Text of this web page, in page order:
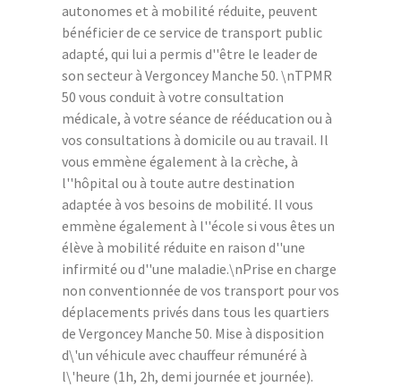
autonomes et à mobilité réduite, peuvent
bénéficier de ce service de transport public
adapté, qui lui a permis d''être le leader de
son secteur à Vergoncey Manche 50. \nTPMR
50 vous conduit à votre consultation
médicale, à votre séance de rééducation ou à
vos consultations à domicile ou au travail. Il
vous emmène également à la crèche, à
l''hôpital ou à toute autre destination
adaptée à vos besoins de mobilité. Il vous
emmène également à l''école si vous êtes un
élève à mobilité réduite en raison d''une
infirmité ou d''une maladie.\nPrise en charge
non conventionnée de vos transport pour vos
déplacements privés dans tous les quartiers
de Vergoncey Manche 50. Mise à disposition
d\'un véhicule avec chauffeur rémunéré à
l\'heure (1h, 2h, demi journée et journée).